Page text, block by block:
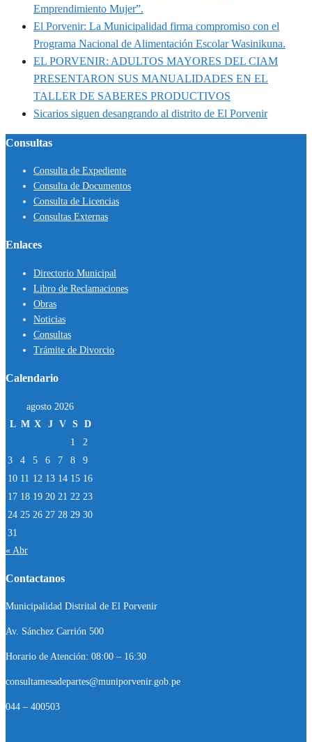
Emprendimiento Mujer”.
El Porvenir: La Municipalidad firma compromiso con el
Programa Nacional de Alimentación Escolar Wasinikuna.
EL PORVENIR: ADULTOS MAYORES DEL CIAM
PRESENTARON SUS MANUALIDADES EN EL
TALLER DE SABERES PRODUCTIVOS
Sicarios siguen desangrando al distrito de El Porvenir
Consultas
Consulta de Expediente
Consulta de Documentos
Consulta de Licencias
Consultas Externas
Enlaces
Directorio Municipal
Libro de Reclamaciones
Obras
Noticias
Consultas
Trámite de Divorcio
Calendario
agosto 2026
L M X J V S D
1
2
3
4 5 6 7 8
9
10 11 12 13 14 15 16
17 18 19 20 21 22 23
24 25 26 27 28 29 30
31
« Abr
Contactanos
Municipalidad Distrital de El Porvenir
Av. Sánchez Carrión 500
Horario de Atención: 08:00 – 16:30
consultamesadepartes@muniporvenir.gob.pe
044 – 400503